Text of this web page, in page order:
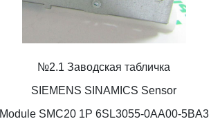
№2.1 Заводская табличка
SIEMENS SINAMICS Sensor
Module SMC20 1P 6SL3055-0AA00-5BA3